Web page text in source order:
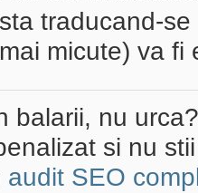
traducand-
micute) va fi
balarii, nu
si nu
audit SEO